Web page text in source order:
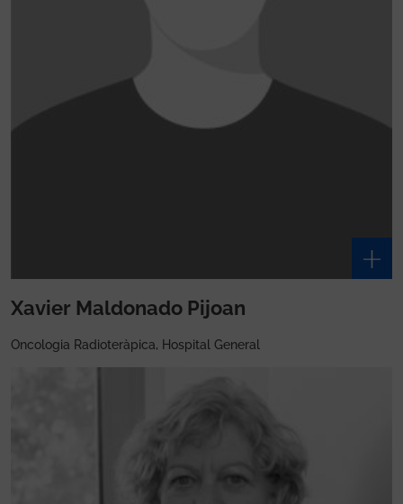
Xavier Maldonado Pijoan
Oncologia Radioteràpica, Hospital General